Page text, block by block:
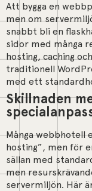
Att bygga en
men om
snabbt bli en
sidor med många
hosting, caching
traditionell
med ett
Skillnaden
Många webbhotell
hosting”, men för
sällan med
men
servermiljön. Här